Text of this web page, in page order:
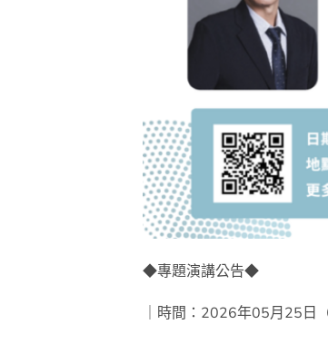
◆專題演講公告◆
｜時間：2026年05月25